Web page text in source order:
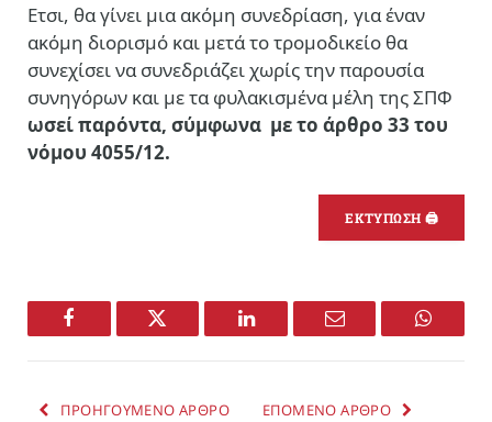
Ετσι, θα γίνει μια ακόμη συνεδρίαση, για έναν
ακόμη διορισμό και μετά το τρομοδικείο θα
συνεχίσει να συνεδριάζει χωρίς την παρουσία
συνηγόρων και με τα φυλακισμένα μέλη της ΣΠΦ
ωσεί παρόντα, σύμφωνα με το άρθρο 33 του
νόμου 4055/12.
ΕΚΤΥΠΩΣΗ 🖨
Facebook Twitter LinkedIn Email
ΠΡΟΗΓΟΥΜΕΝΟ ΑΡΘΡΟ ΕΠΟΜΕΝΟ ΑΡΘΡΟ